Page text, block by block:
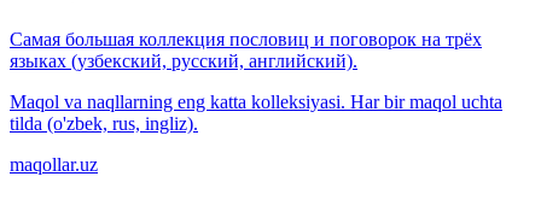
Самая большая коллекция пословиц и поговорок на трёх
языках (узбекский, русский, английский).
Maqol va naqllarning eng katta kolleksiyasi. Har bir maqol uchta
tilda (o'zbek, rus, ingliz).
maqollar.uz